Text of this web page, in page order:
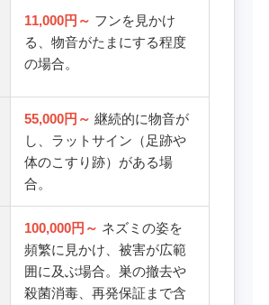
11,000円～ フンを見かけ
る、物音がたまにする程度
の場合。
55,000円～ 継続的に物音が
し、ラットサイン（足跡や
体のこすり跡）がある場
合。
100,000円～ ネズミの姿を
頻繁に見かけ、被害が広範
囲に及ぶ場合。巣の撤去や
殺菌消毒、再発保証まで含